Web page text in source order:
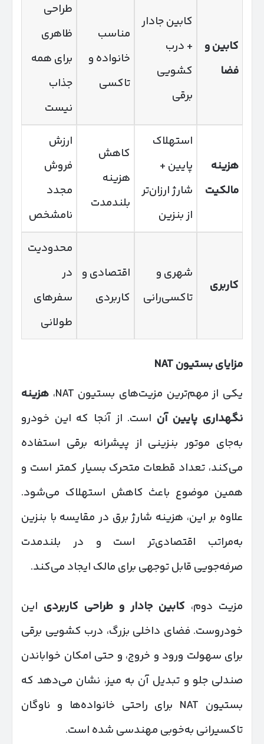
کابین و
فضا
کابین جادار
+ درب
کشویی
برقی
مناسب
خانواده و
تاکسی
طراحی
ظاهری
برای همه
جذاب
نیست
هزینه
مالکیت
استهلاک
پایین +
شارژ ارزان‌تر
از بنزین
کاهش
هزینه
بلندمدت
ارزش
فروش
مجدد
نامشخص
کاربری
شهری و
تاکسی‌رانی
اقتصادی و
کاربردی
محدودیت
در
سفرهای
طولانی
مزایای بستیون
یکی از مهم‌ترین مزیت‌های بستیون NAT،
هزینه
نگهداری پایین آن است. از آنجا که این خودرو
به‌جای موتور بنزینی از پیشرانه برقی استفاده
می‌کند، تعداد قطعات متحرک بسیار کمتر است و
همین موضوع باعث کاهش استهلاک می‌شود.
علاوه بر این، هزینه شارژ برق در مقایسه با بنزین
به‌مراتب اقتصادی‌تر است و در بلندمدت
صرفه‌جویی قابل توجهی برای مالک ایجاد می‌کند.
مزیت دوم، کابین جادار و طراحی کاربردی این
خودروست. فضای داخلی بزرگ، درب کشویی برقی
برای سهولت ورود و خروج، و حتی امکان خواباندن
صندلی جلو و تبدیل آن به میز، نشان می‌دهد که
بستیون NAT برای راحتی خانواده‌ها و ناوگان
تاکسیرانی به‌خوبی مهندسی شده است.